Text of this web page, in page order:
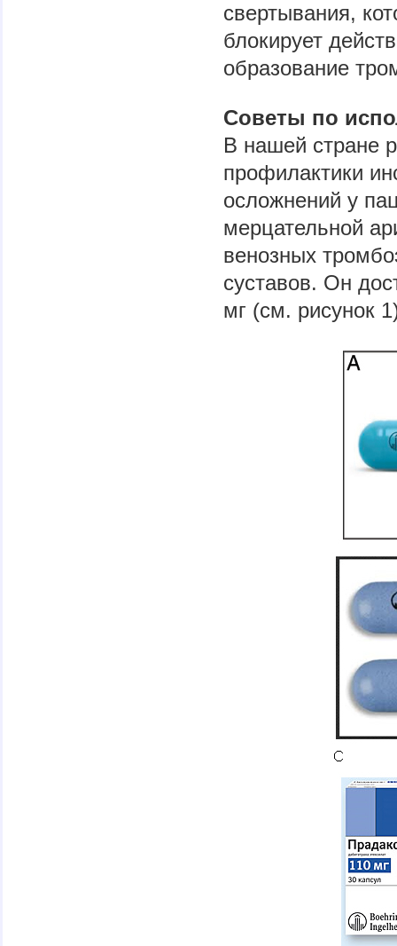
свертывания,
блокирует
образование
Советы по
В нашей стране
профилактики
осложнений у
мерцательной
венозных
суставов. Он
мг (см. рисунок